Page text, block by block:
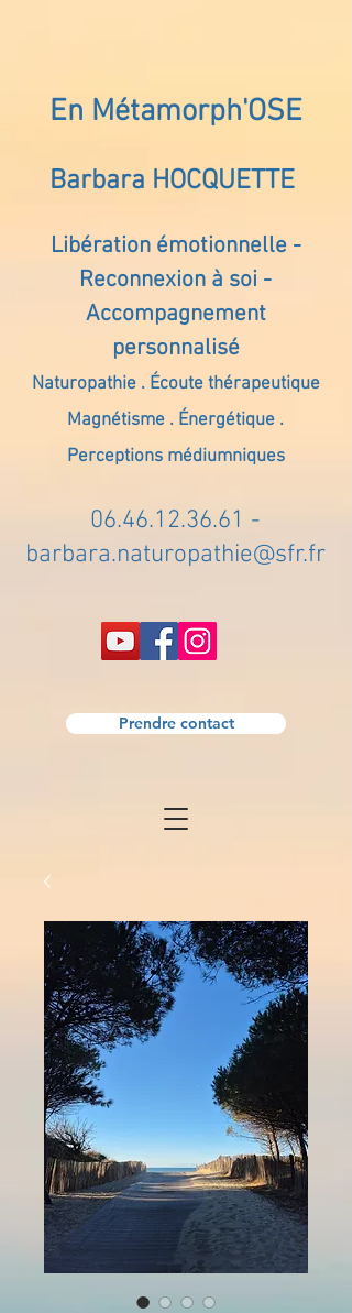
En Métamorph'OSE
Barbara HOCQUETTE
Libération émotionnelle -
Reconnexion à soi -
Accompagnement
personnalisé
Naturopathie . Écoute thérapeutique
Magnétisme . Énergétique .
Perceptions médiumniques
06.46.12.36.61 -
barbara.naturopathie@sfr.fr
Prendre contact